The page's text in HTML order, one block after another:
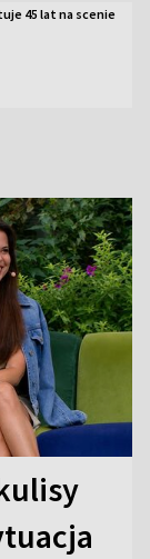
45 lat na scenie